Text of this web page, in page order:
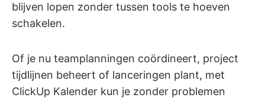
blijven lopen zonder tussen tools te hoeven
schakelen.
Of je nu teamplanningen coördineert, project
tijdlijnen beheert of lanceringen plant, met
ClickUp Kalender kun je zonder problemen